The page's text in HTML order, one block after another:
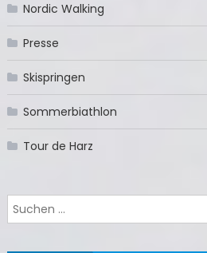
Nordic Walking
Presse
Skispringen
Sommerbiathlon
Tour de Harz
Suchen
nach: